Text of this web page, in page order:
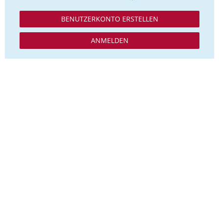
BENUTZERKONTO ERSTELLEN
ANMELDEN